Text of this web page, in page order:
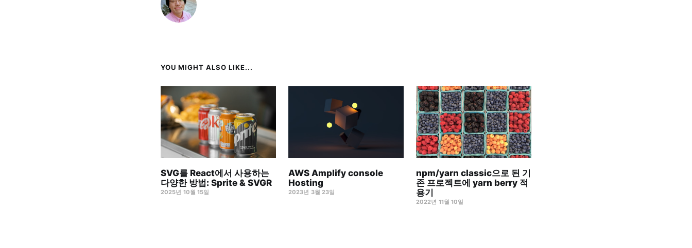
YOU MIGHT ALSO LIKE...
SVG를 React에서 사용하는
다양한 방법: Sprite & SVGR
2025년 10월 15일
AWS Amplify console
Hosting
2023년 3월 23일
npm/yarn classic으로 된 기
존 프로젝트에 yarn berry 적
용기
2022년 11월 10일